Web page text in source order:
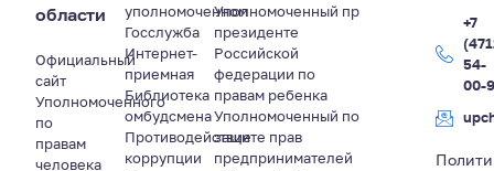
области
Официальный
сайт
Уполномоченного
по
правам
человека
уполномоченном
Госслужба
Интернет-
приемная
Библиотека
омбудсмена
Противодействие
коррупции
Уполномоченный пр
президенте
Российской
федерации по
правам ребенка
Уполномоченный по
защите прав
предпринимателей
+7
54-
00-